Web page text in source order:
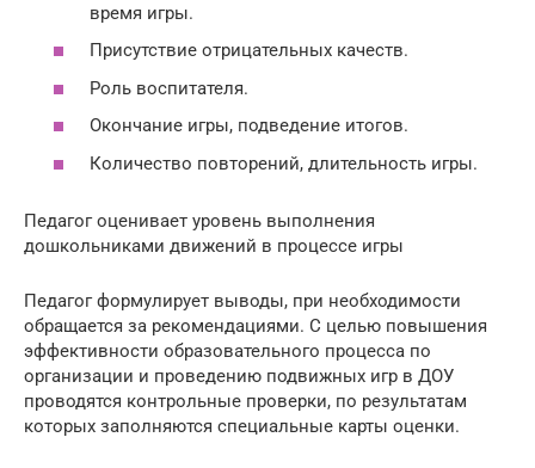
время игры.
Присутствие отрицательных качеств.
Роль воспитателя.
Окончание игры, подведение итогов.
Количество повторений, длительность игры.
Педагог оценивает уровень выполнения
дошкольниками движений в процессе игры
Педагог формулирует выводы, при необходимости
обращается за рекомендациями. С целью повышения
эффективности образовательного процесса по
организации и проведению подвижных игр в ДОУ
проводятся контрольные проверки, по результатам
которых заполняются специальные карты оценки.